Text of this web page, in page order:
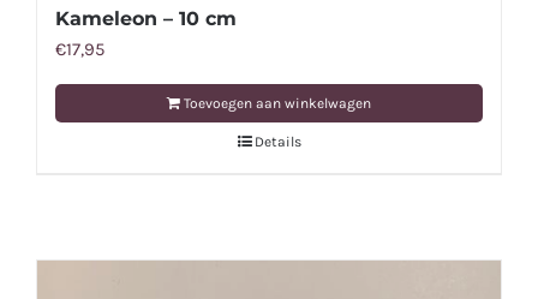
Kameleon – 10 cm
€17,95
Toevoegen aan winkelwagen
Details